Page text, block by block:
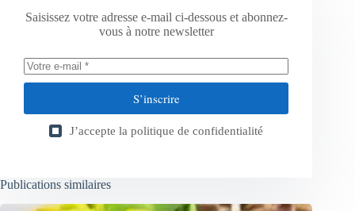
Saisissez votre adresse e-mail ci-dessous et abonnez-
vous à notre newsletter
S’inscrire
J’accepte la politique de confidentialité
Publications similaires